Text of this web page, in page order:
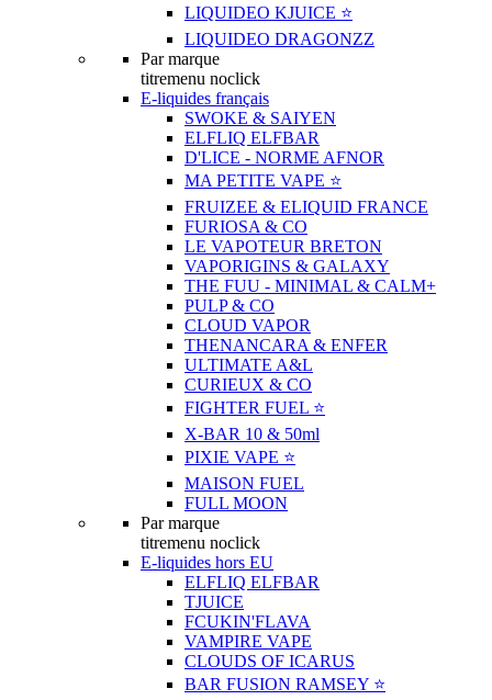
LIQUIDEO KJUICE ⭐️
LIQUIDEO DRAGONZZ
Par marque
titremenu noclick
E-liquides français
SWOKE & SAIYEN
ELFLIQ ELFBAR
D'LICE - NORME AFNOR
MA PETITE VAPE ⭐️
FRUIZEE & ELIQUID FRANCE
FURIOSA & CO
LE VAPOTEUR BRETON
VAPORIGINS & GALAXY
THE FUU - MINIMAL & CALM+
PULP & CO
CLOUD VAPOR
THENANCARA & ENFER
ULTIMATE A&L
CURIEUX & CO
FIGHTER FUEL ⭐️
X-BAR 10 & 50ml
PIXIE VAPE ⭐️
MAISON FUEL
FULL MOON
Par marque
titremenu noclick
E-liquides hors EU
ELFLIQ ELFBAR
TJUICE
FCUKIN'FLAVA
VAMPIRE VAPE
CLOUDS OF ICARUS
BAR FUSION RAMSEY ⭐️